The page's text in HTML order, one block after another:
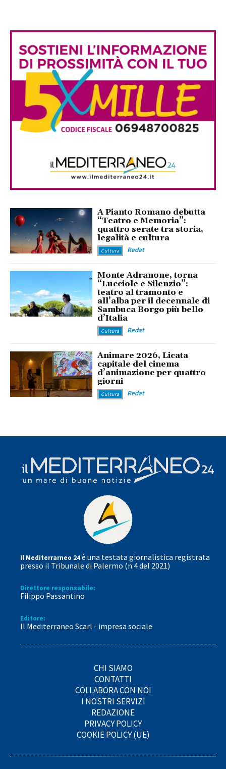
A Pianto Romano debutta
“Teatro e Memoria”:
quattro serate tra storia,
legalità e cultura
Cultura Redat
Monte Adranone, torna
“Lucciole e Silenzio”:
teatro al tramonto e
all’alba per il decennale di
Sambuca Borgo più bello
d’Italia
Cultura Redat
Animare 2026, Licata
capitale del cinema
d’animazione per quattro
giorni
Cultura Redat
Il Mediterrarneo 24è una testata giornalistica registrata
presso il Tribunale di Palermo (n.4 del 2021)
Direttore responsabile:
Filippo Passantino
Editore:
Il Mediterraneo Scarl - impresa sociale
CHI SIAMO
CONTATTI
COLLABORA CON NOI
I NOSTRI SERVIZI
REDAZIONE
PRIVACY POLICY
COOKIE POLICY (UE)